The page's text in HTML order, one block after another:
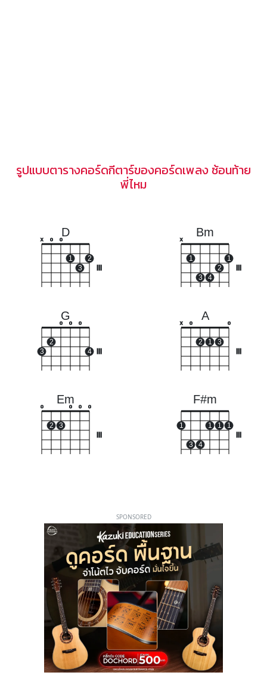
รูปแบบตารางคอร์ดกีตาร์ของคอร์ดเพลง ซ้อนท้าย
พี่ไหม
D
x o o
1
3
2
Bm
x
1
3 4
2
1
G
3
2
o o o
4
A
x o
2 1 3
o
Em
o
2 3
o o o
F#m
1
3 4
1 1 1
SPONSORED